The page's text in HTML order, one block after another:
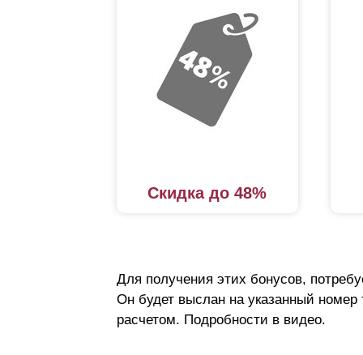
Скидка до 48%
Для получения этих бонусов,
Он будет выслан на указанный номер
расчетом. Подробности в видео.